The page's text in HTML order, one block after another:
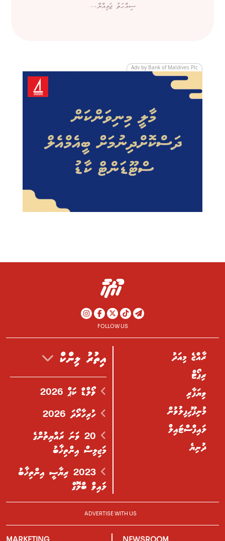
ސިއްހަތު ޖަމިއްޔާ،...
Adv by Bank of Maldives Plc
FOLLOW US
ރާއްޖެ މިއަދު
ރިޕޯޓް
ވިޔަފާރި
މުނިފޫހިފިލުވުން
ލައިފްސްޓައިލް
ދުނިޔެ
އިތުރު ލިންކް
ވޯލްޑް ކަޕް 2026
ހުރިހާރޯދަ 2026
20 ވަނަ ރައްޔިތުންގެ
މަޖިލިސް އިންތިޚާބު
2023 ރިޔާސީ އިންތިޚާބު
ލައިވް ބްލޮގް
ADVERTISE WITH US